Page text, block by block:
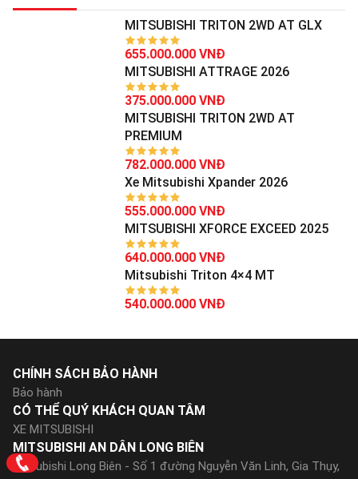
MITSUBISHI TRITON 2WD AT GLX
655.000.000 VNĐ
MITSUBISHI ATTRAGE 2026
375.000.000 VNĐ
MITSUBISHI TRITON 2WD AT
PREMIUM
782.000.000 VNĐ
Xe Mitsubishi Xpander 2026
555.000.000 VNĐ
MITSUBISHI XFORCE EXCEED 2025
640.000.000 VNĐ
Mitsubishi Triton 4×4 MT
540.000.000 VNĐ
MITSUBISHI AN DÂN LONG BIÊN
Mitsubishi Long Biên - Số 1 đường Nguyễn Văn Linh, Gia Thụy,
CHÍNH SÁCH BẢO HÀNH
Bảo hành
CÓ THỂ QUÝ KHÁCH QUAN TÂM
XE MITSUBISHI